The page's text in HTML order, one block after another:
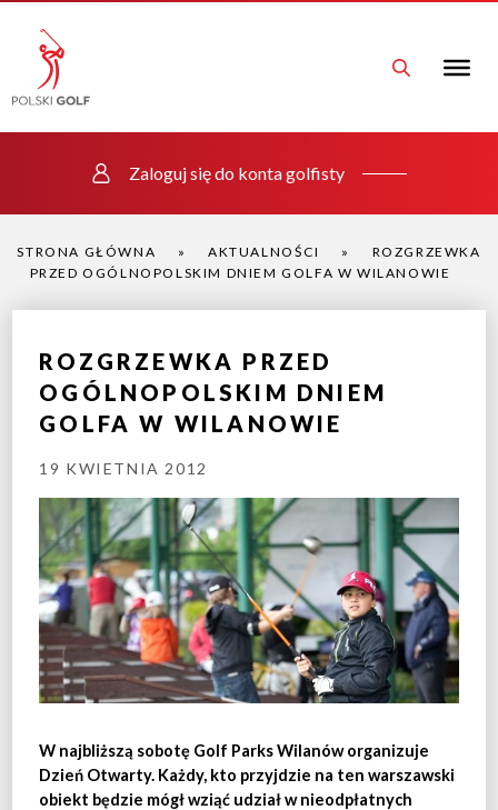
Zaloguj się do konta golfisty
STRONA GŁÓWNA » AKTUALNOŚCI »
ROZGRZEWKA
PRZED OGÓLNOPOLSKIM DNIEM GOLFA W WILANOWIE
ROZGRZEWKA PRZED
OGÓLNOPOLSKIM DNIEM
GOLFA W WILANOWIE
19 KWIETNIA 2012
W najbliższą sobotę Golf Parks Wilanów organizuje
Dzień Otwarty. Każdy, kto przyjdzie na ten warszawski
obiekt będzie mógł wziąć udział w nieodpłatnych